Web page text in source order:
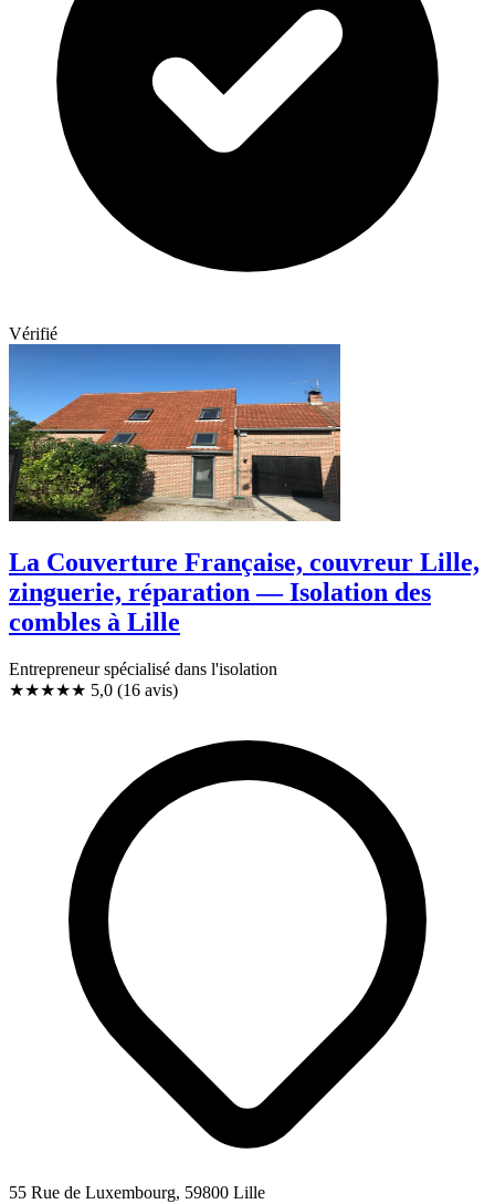
Vérifié
La Couverture Française, couvreur Lille,
zinguerie, réparation — Isolation des
combles à Lille
Entrepreneur spécialisé dans l'isolation
★★★★★ 5,0 (16 avis)
55 Rue de Luxembourg, 59800 Lille